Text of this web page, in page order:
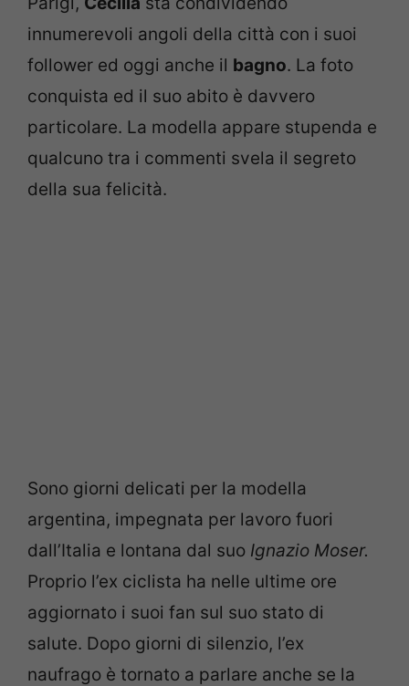
innumerevoli angoli della città con i suoi
follower ed oggi anche il bagno. La foto
conquista ed il suo abito è davvero
particolare. La modella appare stupenda e
qualcuno tra i commenti svela il segreto
della sua felicità.
Sono giorni delicati per la modella
argentina, impegnata per lavoro fuori
dall’Italia e lontana dal suo Ignazio Moser.
Proprio l’ex ciclista ha nelle ultime ore
aggiornato i suoi fan sul suo stato di
salute. Dopo giorni di silenzio, l’ex
naufrago è tornato a parlare anche se la